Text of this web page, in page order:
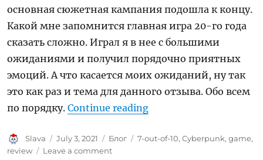
основная сюжетная кампания подошла к концу.
Какой мне запомнится главная игра 20-го года
сказать сложно. Играл я в нее с большими
ожиданиями и получил порядочно приятных
эмоций. А что касается моих ожиданий, ну так
это как раз и тема для данного отзыва. Обо всем
по порядку.Continue reading“Cyberpunk 2077. Ну,
Author
Slava
Posted
on
July 3, 2021 Categories
Блог Tags
7-out-of-10,Cyberpunk,game,
review
Leave a commenton